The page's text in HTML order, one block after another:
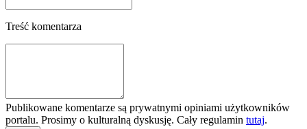
Treść komentarza
Publikowane komentarze są prywatnymi opiniami użytkowników
portalu. Prosimy o kulturalną dyskusję. Cały regulamin tutaj.